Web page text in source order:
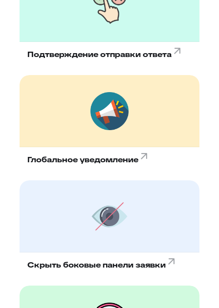
Подтверждение отправки ответа
Глобальное уведомление
Скрыть боковые панели заявки